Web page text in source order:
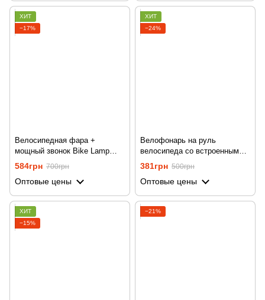
ХИТ
−17%
Велосипедная фара +
мощный звонок Bike Lamp
580-2T6 | аккумуляторный
велосипед с креплением на
руль
584грн 700грн
Оптовые цены
ХИТ
−24%
Велофонарь на руль
велосипеда со встроенным
аккумулятором Bike Lamp
2285-2XPE
381грн 500грн
Оптовые цены
ХИТ
−15%
−21%